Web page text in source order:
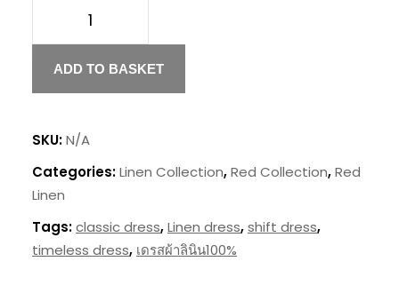
Linen
Shift
quantity
ADD TO BASKET
SKU:N/A
Categories:Linen Collection,Red Collection,Red
Linen
Tags:classic dress,Linen dress,shift dress,
timeless dress, เดรสผ้าลินิน100%